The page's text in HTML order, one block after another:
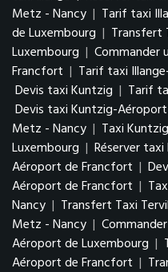
Metz - Nancy | Tarif taxi
de Luxembourg | Transfert
Luxembourg | Commander
Francfort | Tarif taxi
Devis taxi Kuntzig | Tarif
Devis taxi Kuntzig-
Metz - Nancy | Taxi
Luxembourg | Réserver
Aéroport de Francfort |
Aéroport de Francfort |
Nancy | Transfert Taxi
Metz - Nancy |
Aéroport de Luxembourg |
Aéroport de Francfort |